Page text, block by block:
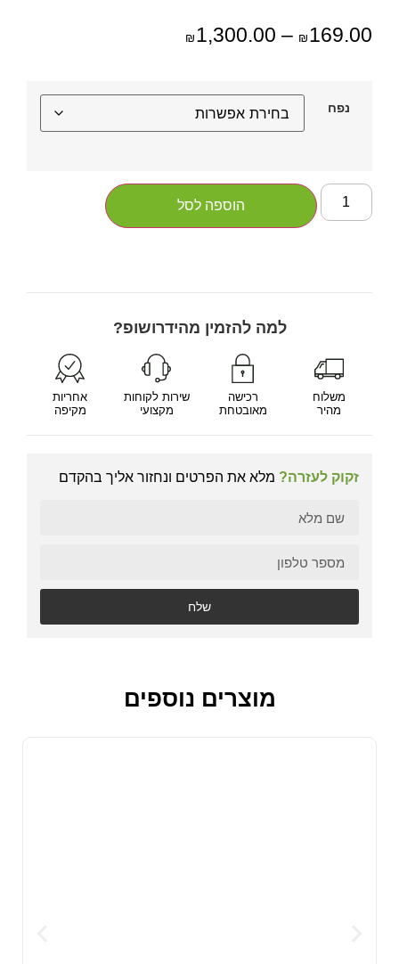
₪ 169.00
–
₪ 1,300.00
נפח
הוספה לסל
למה להזמין מהידרושופ?
משלוח
מהיר
רכישה
מאובטחת
שירות לקוחות
מקצועי
אחריות
מקיפה
זקוק לעזרה? מלא את הפרטים ונחזור אליך בהקדם
שלח
מוצרים נוספים